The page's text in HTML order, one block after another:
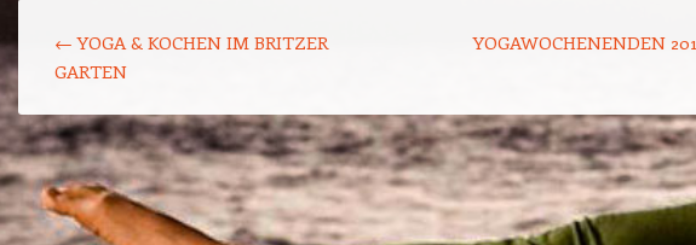
← YOGA & KOCHEN IM BRITZER
GARTEN
YOGAWOCHENENDEN